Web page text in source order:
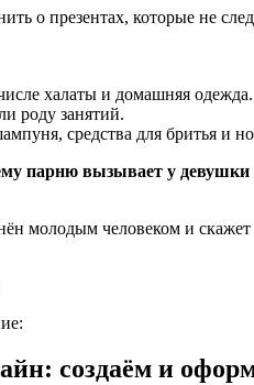
о презентах, которые не
халаты и домашняя одежда.
роду занятий.
средства для бритья и
парню вызывает у
молодым человеком и
создаём и